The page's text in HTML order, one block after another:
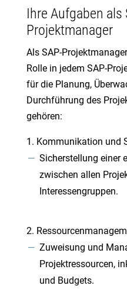
Ihre Aufgaben als
Projektmanager
Als SAP-
Rolle in jedem SAP-
für die Planung,
Durchführung des
gehören:
Kommunikation und
Sicherstellung einer
zwischen allen
Interessengruppen.
Zuweisung und
Projektressourcen,
und Budgets.